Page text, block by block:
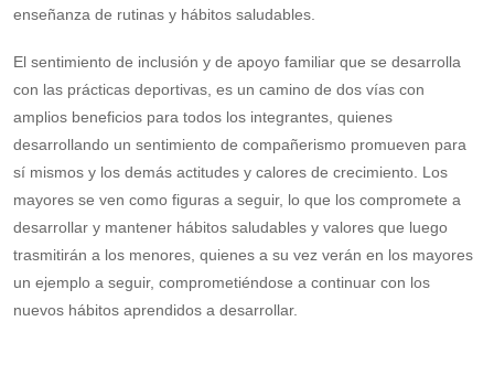
enseñanza de rutinas y hábitos saludables.
El sentimiento de inclusión y de apoyo familiar que se desarrolla
con las prácticas deportivas, es un camino de dos vías con
amplios beneficios para todos los integrantes, quienes
desarrollando un sentimiento de compañerismo promueven para
sí mismos y los demás actitudes y calores de crecimiento. Los
mayores se ven como figuras a seguir, lo que los compromete a
desarrollar y mantener hábitos saludables y valores que luego
trasmitirán a los menores, quienes a su vez verán en los mayores
un ejemplo a seguir, comprometiéndose a continuar con los
nuevos hábitos aprendidos a desarrollar.